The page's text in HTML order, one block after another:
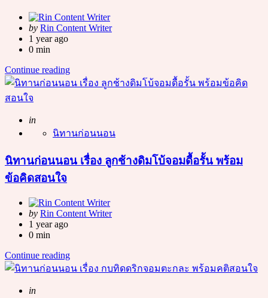
Posted
by
by Rin Content Writer
1 year ago
0 min
Continue reading
Posted
in
นิทานก่อนนอน
นิทานก่อนนอน เรื่อง ลูกช้างดิมโบ้จอมดื้อรั้น พร้อม
ข้อคิดสอนใจ
Posted
by
by Rin Content Writer
1 year ago
0 min
Continue reading
Posted
in